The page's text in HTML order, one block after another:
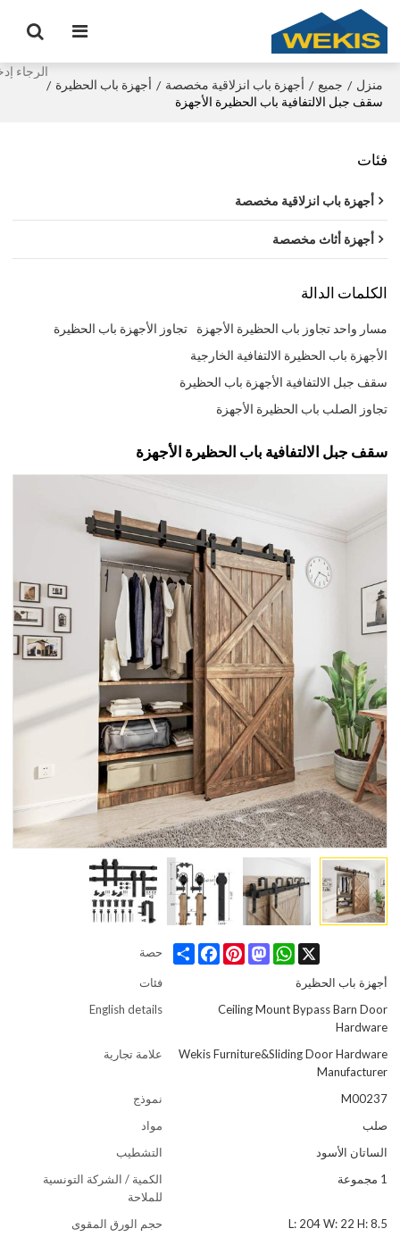
منزل / جميع / أجهزة باب انزلاقية مخصصة / أجهزة باب الحظيرة /
سقف جبل الالتفافية باب الحظيرة الأجهزة
فئات
أجهزة باب انزلاقية مخصصة
أجهزة أثاث مخصصة
الكلمات الدالة
مسار واحد تجاوز باب الحظيرة الأجهزة
تجاوز الأجهزة باب الحظيرة
الأجهزة باب الحظيرة الالتفافية الخارجية
سقف جبل الالتفافية الأجهزة باب الحظيرة
تجاوز الصلب باب الحظيرة الأجهزة
سقف جبل الالتفافية باب الحظيرة الأجهزة
حصة Share
FacebookPinterest
Mastodon
WhatsApp X
فئات
أجهزة باب الحظيرة
English details
Ceiling Mount Bypass Barn Door
Hardware
علامة تجارية
Wekis Furniture&Sliding Door Hardware
Manufacturer
نموذج
M00237
مواد
صلب
التشطيب
الساتان الأسود
الكمية / الشركة التونسية
للملاحة
1 مجموعة
حجم الورق المقوى
L: 204 W: 22 H: 8.5